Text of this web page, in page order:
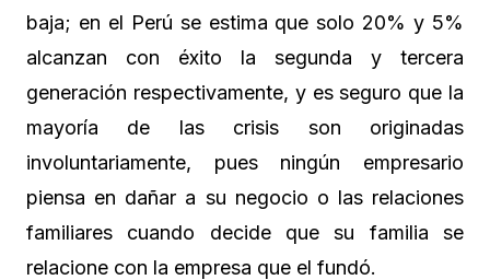
baja; en el Perú se estima que solo 20% y 5%
alcanzan con éxito la segunda y tercera
generación respectivamente, y es seguro que la
mayoría de las crisis son originadas
involuntariamente, pues ningún empresario
piensa en dañar a su negocio o las relaciones
familiares cuando decide que su familia se
relacione con la empresa que el fundó.